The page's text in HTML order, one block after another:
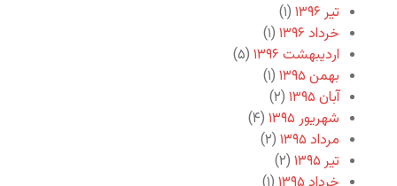
تیر ۱۳۹۶
(۱)
خرداد ۱۳۹۶
(۱)
اردیبهشت ۱۳۹۶
(۵)
بهمن ۱۳۹۵
(۱)
آبان ۱۳۹۵
(۲)
شهریور ۱۳۹۵
(۴)
مرداد ۱۳۹۵
(۲)
تیر ۱۳۹۵
(۲)